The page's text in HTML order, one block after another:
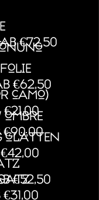
Folie
/ ombre
camo)
glätten